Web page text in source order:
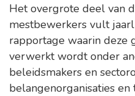
Het overgrote deel van
mestbewerkers vult
rapportage waarin deze
verwerkt wordt onder
beleidsmakers en
belangenorganisaties en